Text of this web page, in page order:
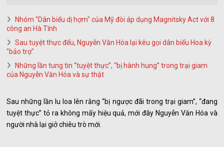
Nhóm "Dân biểu dị hợm" của Mỹ đòi áp dụng Magnitsky Act với 8
công an Hà Tĩnh
Sau tuyệt thực đểu, Nguyễn Văn Hóa lại kêu gọi dân biểu Hoa kỳ
"bảo trợ"
Những lần tung tin “tuyệt thực”, “bị hành hung” trong trại giam
của Nguyễn Văn Hóa và sự thật
Sau những lần lu loa lên rằng “bị ngược đãi trong trại giam”, “đang
tuyệt thực” tỏ ra không mấy hiệu quả, mới đây Nguyễn Văn Hóa và
người nhà lại giở chiêu trò mới.